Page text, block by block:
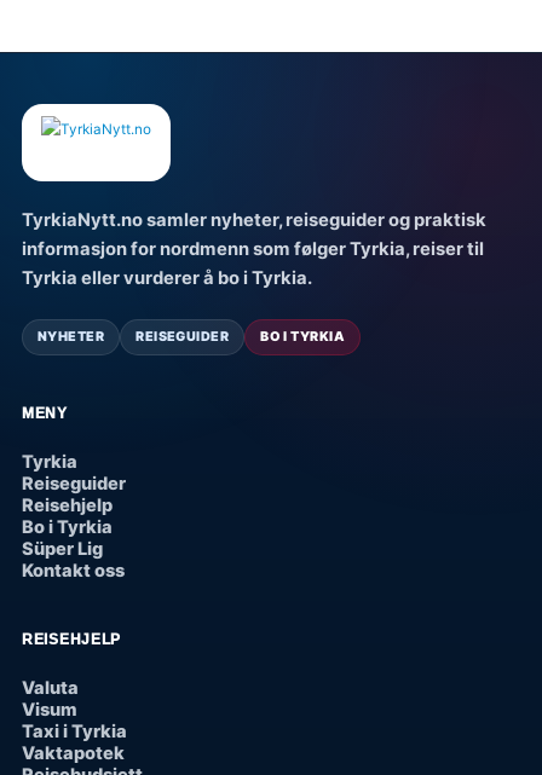
TyrkiaNytt.no samler nyheter, reiseguider og praktisk
informasjon for nordmenn som følger Tyrkia, reiser til
Tyrkia eller vurderer å bo i Tyrkia.
NYHETER REISEGUIDER BO I TYRKIA
MENY
Tyrkia
Reiseguider
Reisehjelp
Bo i Tyrkia
Süper Lig
Kontakt oss
REISEHJELP
Valuta
Visum
Taxi i Tyrkia
Vaktapotek